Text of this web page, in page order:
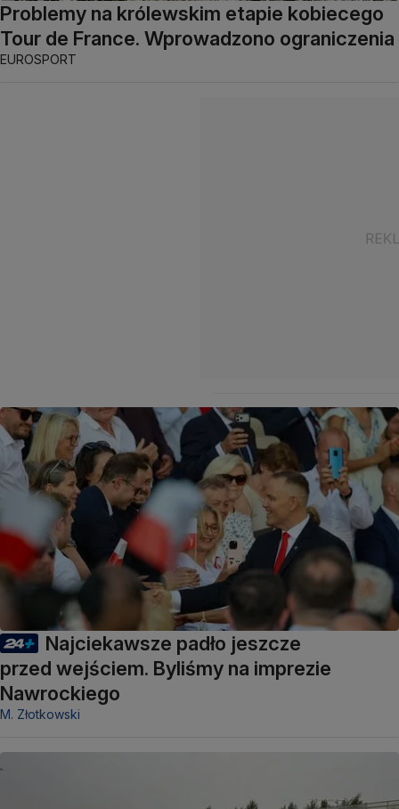
Problemy na królewskim etapie kobiecego
Tour de France. Wprowadzono ograniczenia
EUROSPORT
Najciekawsze padło jeszcze
przed wejściem. Byliśmy na imprezie
Nawrockiego
M. Złotkowski